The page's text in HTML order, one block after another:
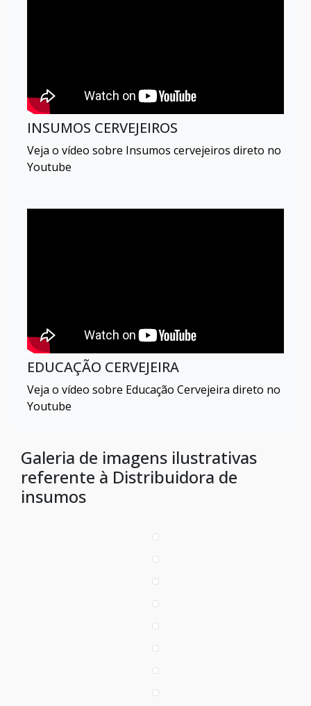
INSUMOS CERVEJEIROS
Veja o vídeo sobre Insumos cervejeiros direto no
Youtube
EDUCAÇÃO CERVEJEIRA
Veja o vídeo sobre Educação Cervejeira direto no
Youtube
Galeria de imagens ilustrativas
referente à Distribuidora de
insumos